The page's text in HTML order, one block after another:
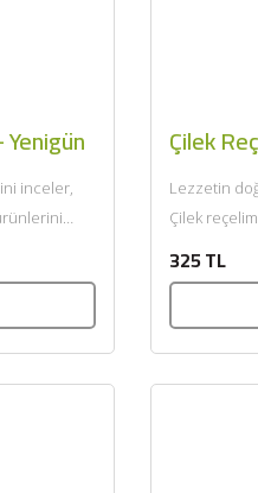
inceler,
Çilek
Lezzetin
Çilek
325 TL
2690,00 TL
2071,30 TL